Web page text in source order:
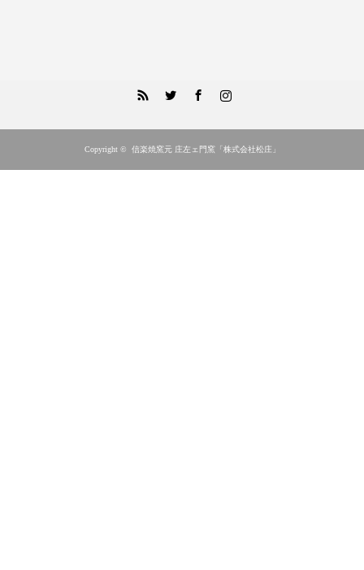
Copyright © 信楽焼窯元 庄左ェ門窯「株式会社松庄」